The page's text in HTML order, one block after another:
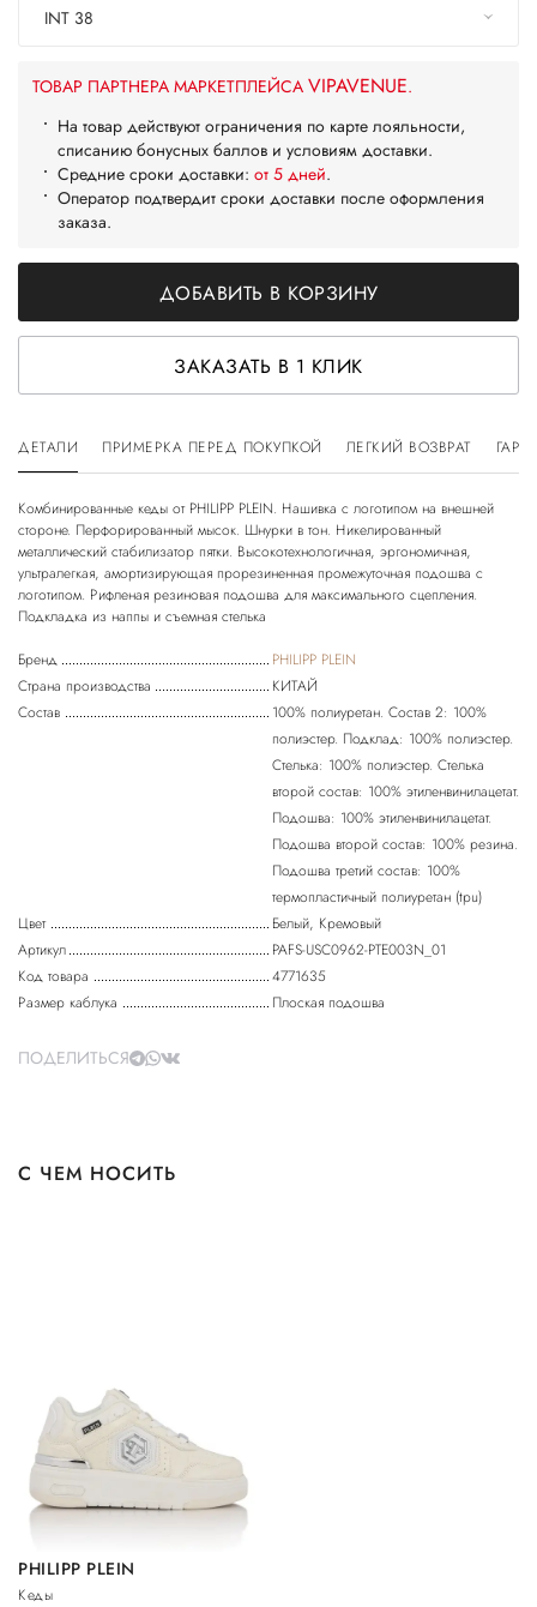
INT 38
ТОВАР ПАРТНЕРА МАРКЕТПЛЕЙСА VIPAVENUE.
На товар действуют ограничения по карте лояльности,
списанию бонусных баллов и условиям доставки.
Средние сроки доставки: от 5 дней.
Оператор подтвердит сроки доставки после оформления
заказа.
ДОБАВИТЬ В КОРЗИНУ
ЗАКАЗАТЬ В 1 КЛИК
ДЕТАЛИ ПРИМЕРКА ПЕРЕД ПОКУПКОЙ ЛЕГКИЙ ВОЗВРАТ
Комбинированные кеды от PHILIPP PLEIN. Нашивка с логотипом на внешней
стороне. Перфорированный мысок. Шнурки в тон. Никелированный
металлический стабилизатор пятки. Высокотехнологичная, эргономичная,
ультралегкая, амортизирующая прорезиненная промежуточная подошва с
логотипом. Рифленая резиновая подошва для максимального сцепления.
Подкладка из наппы и съемная стелька
Бренд
PHILIPP PLEIN
Страна производства
КИТАЙ
Состав
100% полиуретан. Состав 2: 100%
полиэстер. Подклад: 100% полиэстер.
Стелька: 100% полиэстер. Стелька
второй состав: 100% этиленвинилацетат.
Подошва: 100% этиленвинилацетат.
Подошва второй состав: 100% резина.
Подошва третий состав: 100%
термопластичный полиуретан (tpu)
Цвет
Белый, Кремовый
Артикул
PAFS-USC0962-PTE003N_01
Код товара
4771635
Размер каблука
Плоская подошва
ПОДЕЛИТЬСЯ
С ЧЕМ НОСИТЬ
PHILIPP PLEIN
Кеды